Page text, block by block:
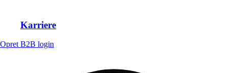
Karriere
Opret B2B login